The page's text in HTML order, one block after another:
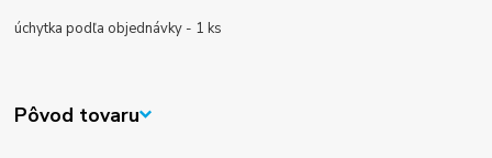
úchytka podľa objednávky - 1 ks
Pôvod tovaru